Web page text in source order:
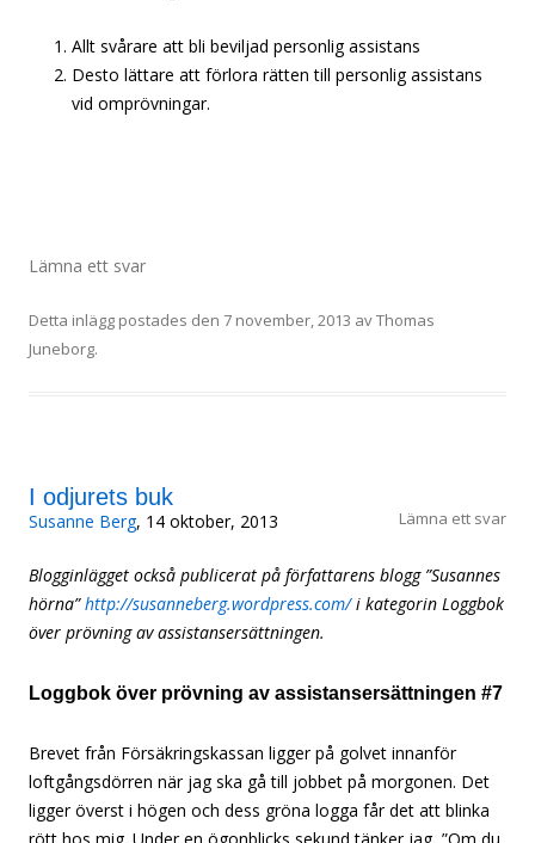
Allt svårare att bli beviljad personlig assistans
Desto lättare att förlora rätten till personlig assistans
vid omprövningar.
Lämna ett svar
Detta inlägg postades den 7 november, 2013 avThomas
Juneborg.
I odjurets buk
Susanne Berg, 14 oktober, 2013 Lämna ett svar
Blogginlägget också publicerat på författarens blogg ”Susannes
hörna”http://susanneberg.wordpress.com/i kategorin Loggbok
över prövning av assistansersättningen.
Loggbok över prövning av assistansersättningen #7
Brevet från Försäkringskassan ligger på golvet innanför
loftgångsdörren när jag ska gå till jobbet på morgonen. Det
ligger överst i högen och dess gröna logga får det att blinka
rött hos mig. Under en ögonblicks sekund tänker jag, ”Om du